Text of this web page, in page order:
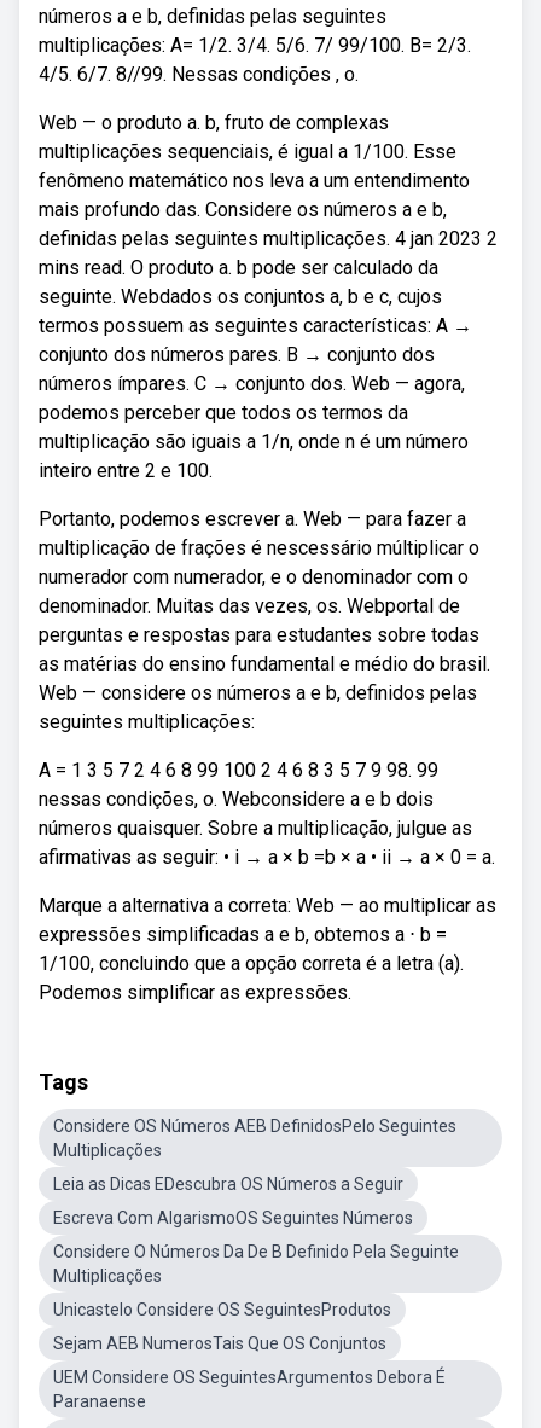
números a e b, definidas pelas seguintes
multiplicações: A= 1/2. 3/4. 5/6. 7/ 99/100. B= 2/3.
4/5. 6/7. 8//99. Nessas condições , o.
Web — o produto a. b, fruto de complexas
multiplicações sequenciais, é igual a 1/100. Esse
fenômeno matemático nos leva a um entendimento
mais profundo das. Considere os números a e b,
definidas pelas seguintes multiplicações. 4 jan 2023 2
mins read. O produto a. b pode ser calculado da
seguinte. Webdados os conjuntos a, b e c, cujos
termos possuem as seguintes características: A →
conjunto dos números pares. B → conjunto dos
números ímpares. C → conjunto dos. Web — agora,
podemos perceber que todos os termos da
multiplicação são iguais a 1/n, onde n é um número
inteiro entre 2 e 100.
Portanto, podemos escrever a. Web — para fazer a
multiplicação de frações é nescessário múltiplicar o
numerador com numerador, e o denominador com o
denominador. Muitas das vezes, os. Webportal de
perguntas e respostas para estudantes sobre todas
as matérias do ensino fundamental e médio do brasil.
Web — considere os números a e b, definidos pelas
seguintes multiplicações:
A = 1 3 5 7 2 4 6 8 99 100 2 4 6 8 3 5 7 9 98. 99
nessas condições, o. Webconsidere a e b dois
números quaisquer. Sobre a multiplicação, julgue as
afirmativas as seguir: • i → a × b =b × a • ii → a × 0 = a.
Marque a alternativa a correta: Web — ao multiplicar as
expressões simplificadas a e b, obtemos a ⋅ b =
1/100, concluindo que a opção correta é a letra (a).
Podemos simplificar as expressões.
Tags
Considere OS Números AEB DefinidosPelo Seguintes
Multiplicações
Leia as Dicas EDescubra OS Números a Seguir
Escreva Com AlgarismoOS Seguintes Números
Considere O Números Da De B Definido Pela Seguinte
Multiplicações
Unicastelo Considere OS SeguintesProdutos
Sejam AEB NumerosTais Que OS Conjuntos
UEM Considere OS SeguintesArgumentos Debora É
Paranaense